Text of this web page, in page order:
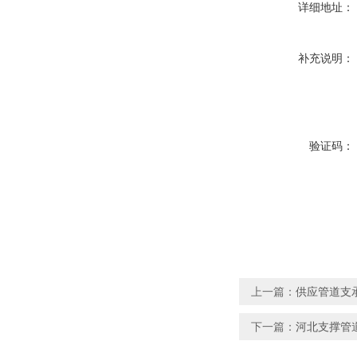
详细地址：
补充说明：
验证码：
上一篇： 供应管道支
下一篇： 河北支撑管